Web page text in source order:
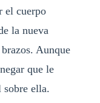
el cuerpo
la nueva
Aunque
que le
sobre ella.